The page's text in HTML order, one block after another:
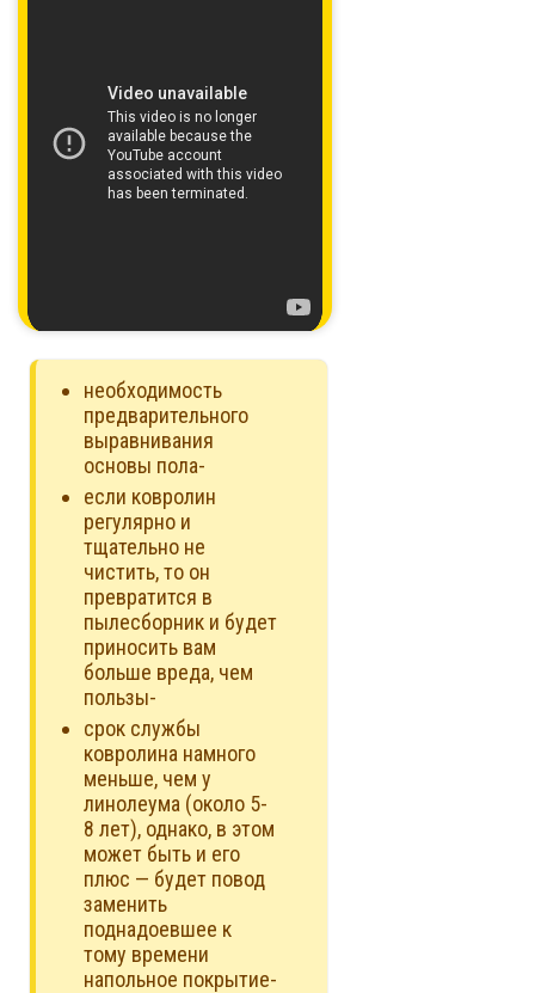
необходимость
предварительного
выравнивания
основы пола-
если ковролин
регулярно и
тщательно не
чистить, то он
превратится в
пылесборник и будет
приносить вам
больше вреда, чем
пользы-
срок службы
ковролина намного
меньше, чем у
линолеума (около 5-
8 лет), однако, в этом
может быть и его
плюс — будет повод
заменить
поднадоевшее к
тому времени
напольное покрытие-